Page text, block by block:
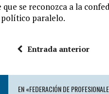
que se reconozca a la
paralelo.
Entrada anterior
EN «FEDERACIÓN DE